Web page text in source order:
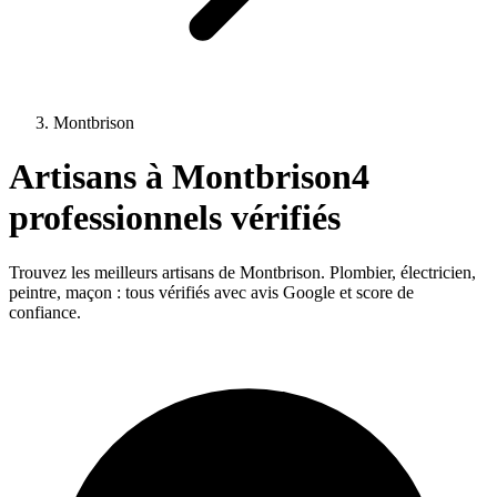
Montbrison
Artisans à Montbrison4
professionnels vérifiés
Trouvez les meilleurs artisans de Montbrison. Plombier, électricien,
peintre, maçon : tous vérifiés avec avis Google et score de
confiance.